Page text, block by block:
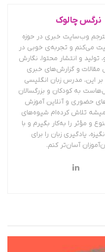
نرگس چالوک
وب‌سایت خبری در حوزه
می‌کنم و تجربه‌ی خوبی در
تولید و انتشار محتوا، نگارش
مقالات و گزارش‌های خبری
بر این، مدرس زبان انگلیسی
به کودکان و بزرگسالان
حضوری و آنلاین آموزش
تلاش کرده‌ام شیوه‌های
و مؤثر را به‌کار بگیرم و با
یادگیری زبان را برای
آسان‌تر کنم.